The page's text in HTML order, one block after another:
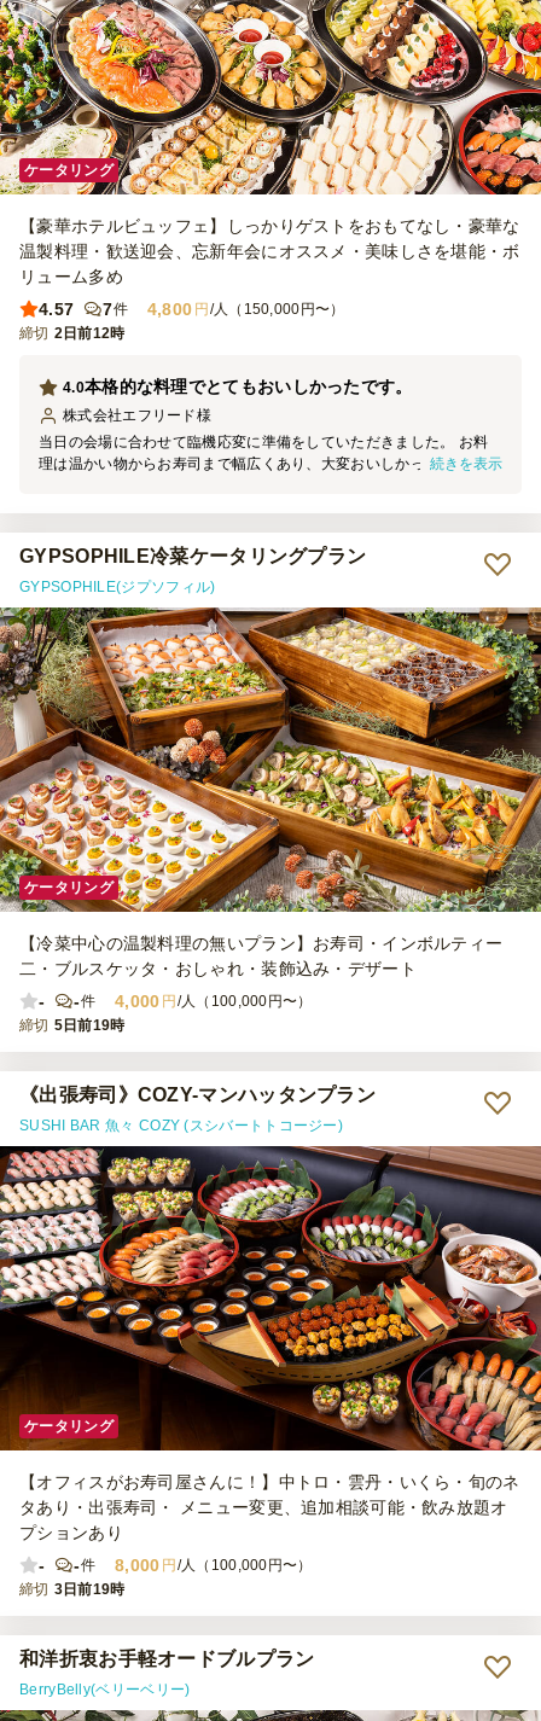
ケータリング
【豪華ホテルビュッフェ】しっかりゲストをおもてなし・豪華な
温製料理・歓送迎会、忘新年会にオススメ・美味しさを堪能・ボ
リューム多め
4.57
7件 4,800 円 /人（150,000円〜）
締切 2日前12時
本格的な料理でとてもおいしかったです。
4.0
株式会社エフリード様
当日の会場に合わせて臨機応変に準備をしていただきました。 お料
理は温かい物からお寿司まで幅広くあり、大変おいしかったです。
美味しくいただきました。
続きを表示
GYPSOPHILE冷菜ケータリングプラン
GYPSOPHILE(ジプソフィル)
ケータリング
【冷菜中心の温製料理の無いプラン】お寿司・インボルティー
二・ブルスケッタ・おしゃれ・装飾込み・デザート
-
-件 4,000 円 /人（100,000円〜）
締切 5日前19時
《出張寿司》COZY-マンハッタンプラン
SUSHI BAR 魚々 COZY (スシバートトコージー)
ケータリング
【オフィスがお寿司屋さんに！】中トロ・雲丹・いくら・旬のネ
タあり・出張寿司・ メニュー変更、追加相談可能・飲み放題オ
プションあり
-
-件 8,000 円 /人（100,000円〜）
締切 3日前19時
和洋折衷お手軽オードブルプラン
BerryBelly(ベリーベリー)